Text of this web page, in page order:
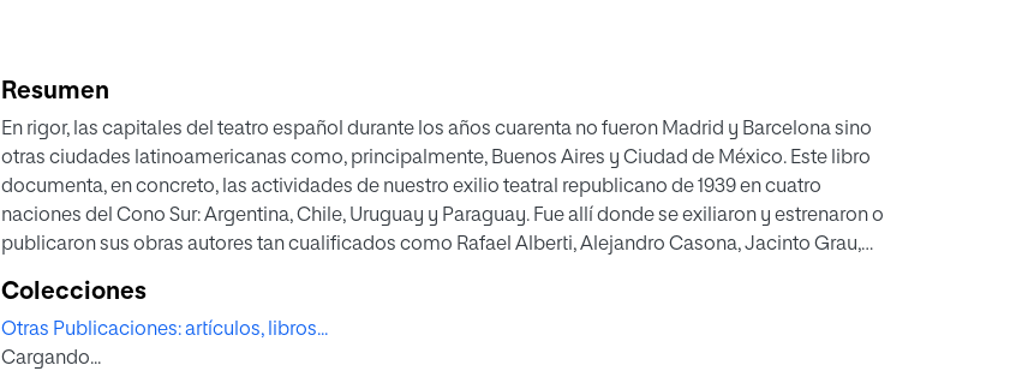
Resumen
En rigor, las capitales del teatro español durante los años cuarenta no fueron Madrid y Barcelona sino
otras ciudades latinoamericanas como, principalmente, Buenos Aires y Ciudad de México. Este libro
documenta, en concreto, las actividades de nuestro exilio teatral republicano de 1939 en cuatro
naciones del Cono Sur: Argentina, Chile, Uruguay y Paraguay. Fue allí donde se exiliaron y estrenaron o
publicaron sus obras autores tan cualificados como Rafael Alberti, Alejandro Casona, Jacinto Grau,
protagonista en el exilio de algunos de los estrenos más relevantes de nuestro teatro, como constatan
los cuatro emblemáticos casos de El adefesio de Rafael Alberti, La dama del alba de Alejandro
Casona, La casa de Bernarda Alba de Federico García Lorca y El embustero en su enredo de José
Colecciones
Otras Publicaciones: artículos, libros...
Cargando...